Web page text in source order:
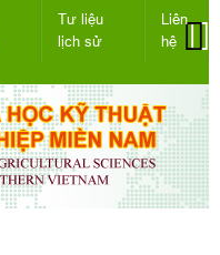
Tư liệu
lịch sử
Liên
hệ